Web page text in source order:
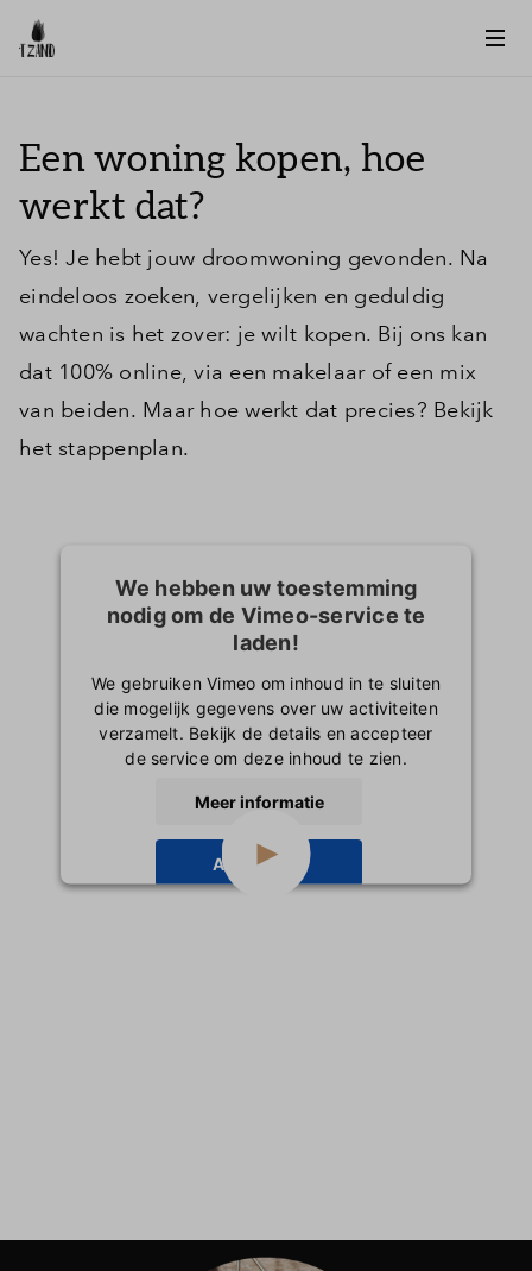
Een woning kopen, hoe
werkt dat?
Yes! Je hebt jouw droomwoning gevonden. Na
eindeloos zoeken, vergelijken en geduldig
wachten is het zover: je wilt kopen. Bij ons kan
dat 100% online, via een makelaar of een mix
van beiden. Maar hoe werkt dat precies? Bekijk
het stappenplan.
We hebben uw toestemming
nodig om de Vimeo-service te
laden!
We gebruiken Vimeo om inhoud in te sluiten
die mogelijk gegevens over uw activiteiten
verzamelt. Bekijk de details en accepteer
de service om deze inhoud te zien.
Meer informatie
Accepteren